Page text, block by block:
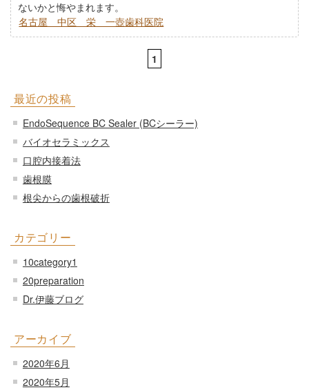
ないかと悔やまれます。
名古屋 中区 栄 一壺歯科医院
1
最近の投稿
EndoSequence BC Sealer (BCシーラー)
バイオセラミックス
口腔内接着法
歯根膜
根尖からの歯根破折
カテゴリー
10category1
20preparation
Dr.伊藤ブログ
アーカイブ
2020年6月
2020年5月